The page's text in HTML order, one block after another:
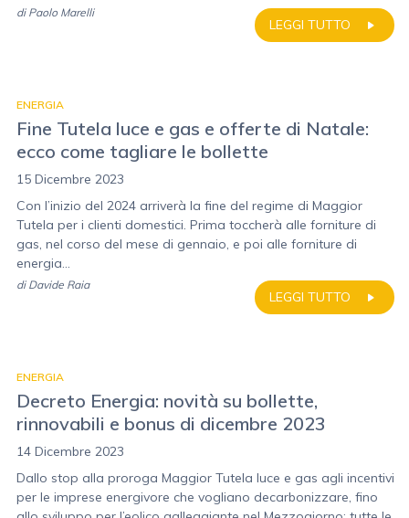
LEGGI TUTTO
di Paolo Marelli
ENERGIA
Fine Tutela luce e gas e offerte di Natale:
ecco come tagliare le bollette
15 Dicembre 2023
Con l’inizio del 2024 arriverà la fine del regime di Maggior
Tutela per i clienti domestici. Prima toccherà alle forniture di
gas, nel corso del mese di gennaio, e poi alle forniture di
energia...
LEGGI TUTTO
di Davide Raia
ENERGIA
Decreto Energia: novità su bollette,
rinnovabili e bonus di dicembre 2023
14 Dicembre 2023
Dallo stop alla proroga Maggior Tutela luce e gas agli incentivi
per le imprese energivore che vogliano decarbonizzare, fino